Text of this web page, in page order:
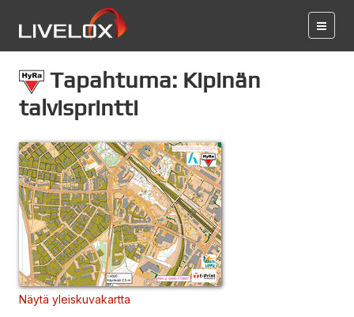
Tapahtuma: Kipinän
talvisprintti
Näytä yleiskuvakartta